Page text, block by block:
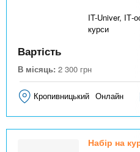
IT-Univer, ІТ-
курси
Вартість
В місяць: 2 300 грн
Кропивницький Онлайн
Набір на